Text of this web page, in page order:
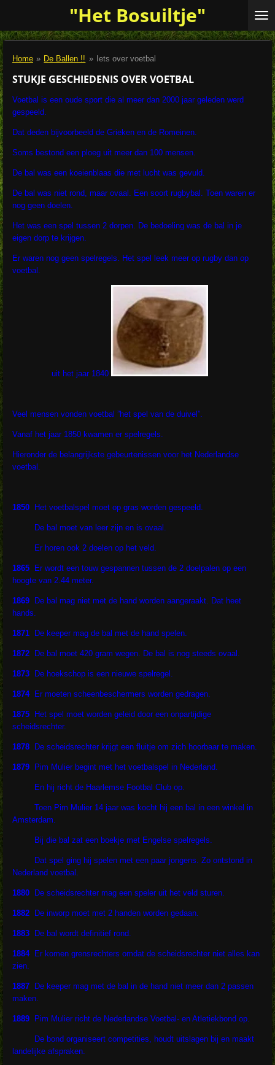
naar
hoofdinhoud
"Het Bosuiltje"
Home » De Ballen !! » Iets over voetbal
STUKJE GESCHIEDENIS OVER VOETBAL
Voetbal is een oude sport die al meer dan 2000 jaar geleden werd
gespeeld.
Dat deden bijvoorbeeld de Grieken en de Romeinen.
Soms bestond een ploeg uit meer dan 100 mensen.
De bal was een koeienblaas die met lucht was gevuld.
De bal was niet rond, maar ovaal. Een soort rugbybal. Toen waren er
nog geen doelen.
Het was een spel tussen 2 dorpen. De bedoeling was de bal in je
eigen dorp te krijgen.
Er waren nog geen spelregels. Het spel leek meer op rugby dan op
voetbal.
uit het jaar 1840
Veel mensen vonden voetbal ”het spel van de duivel”.
Vanaf het jaar 1850 kwamen er spelregels.
Hieronder de belangrijkste gebeurtenissen voor het Nederlandse
voetbal.
1850 Het voetbalspel moet op gras worden gespeeld.
De bal moet van leer zijn en is ovaal.
Er horen ook 2 doelen op het veld.
1865 Er wordt een touw gespannen tussen de 2 doelpalen op een
hoogte van 2.44 meter.
1869 De bal mag niet met de hand worden aangeraakt. Dat heet
hands.
1871 De keeper mag de bal met de hand spelen.
1872 De bal moet 420 gram wegen. De bal is nog steeds ovaal.
1873 De hoekschop is een nieuwe spelregel.
1874Er moeten scheenbeschermers worden gedragen.
1875 Het spel moet worden geleid door een onpartijdige
scheidsrechter.
1878 De scheidsrechter krijgt een fluitje om zich hoorbaar te maken.
1879 Pim Mulier begint met het voetbalspel in Nederland.
En hij richt de Haarlemse Footbal Club op.
Toen Pim Mulier 14 jaar was kocht hij een bal in een winkel in
Amsterdam.
Bij die bal zat een boekje met Engelse spelregels.
Dat spel ging hij spelen met een paar jongens. Zo ontstond in
Nederland voetbal.
1880 De scheidsrechter mag een speler uit het veld sturen.
1882 De inworp moet met 2 handen worden gedaan.
1883 De bal wordt definitief rond.
1884Er komen grensrechters omdat de scheidsrechter niet alles kan
zien.
1887 De keeper mag met de bal in de hand niet meer dan 2 passen
maken.
1889 Pim Mulier richt de Nederlandse Voetbal- en Atletiekbond op.
De bond organiseert competities, houdt uitslagen bij en maakt
landelijke afspraken.